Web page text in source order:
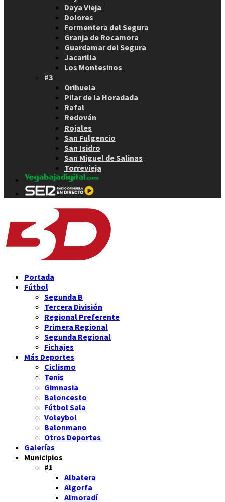
Daya Vieja
Dolores
Formentera del Segura
Granja de Rocamora
Guardamar del Segura
Jacarilla
Los Montesinos
#3
Orihuela
Pilar de la Horadada
Rafal
Redován
Rojales
San Fulgencio
San Isidro
San Miguel de Salinas
Torrevieja
Portada
Fútbol
Segunda B
Tercera División
Regional Preferente
Primera Regional
Segunda Regional
Fichajes
Más Deportes
Ciclismo
Tenis
Gimnasia
Baloncesto
Fútbol Sala
Voleybol
Balonmano
Otros Deportes
Galerías
Municipios
#1
Albatera
Algorfa
Almoradí